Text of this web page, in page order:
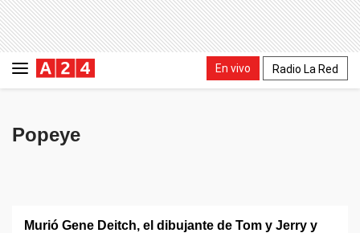
En vivo Radio La Red
Popeye
Murió Gene Deitch, el dibujante de Tom y Jerry y